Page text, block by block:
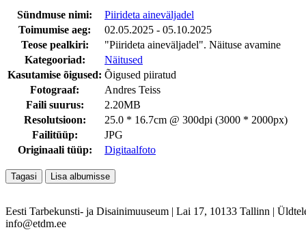
Sündmuse nimi:
Piirideta aineväljadel
Toimumise aeg:
02.05.2025 - 05.10.2025
Teose pealkiri:
"Piirideta aineväljadel". Näituse avamine
Kategooriad:
Näitused
Kasutamise õigused: Õigused piiratud
Fotograaf:
Andres Teiss
Faili suurus:
2.20MB
Resolutsioon:
25.0 * 16.7cm @ 300dpi (3000 * 2000px)
Failitüüp:
JPG
Originaali tüüp:
Digitaalfoto
Eesti Tarbekunsti- ja Disainimuuseum | Lai 17, 10133 Tallinn |
info@etdm.ee